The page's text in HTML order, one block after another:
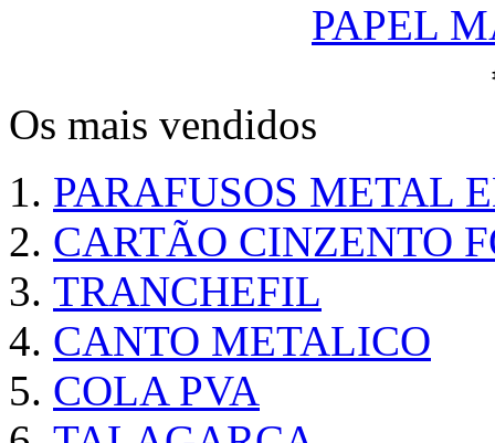
PAPEL
Os mais vendidos
PARAFUSOS METAL
CARTÃO CINZENTO
TRANCHEFIL
CANTO METALICO
COLA PVA